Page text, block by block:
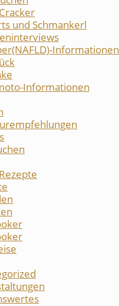
und Schmankerl
Informationen
Informationen